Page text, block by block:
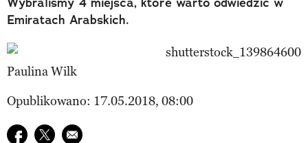
Emiratach Arabskich.
Paulina Wilk
Opublikowano: 17.05.2018, 08:00
Udostępnij na facebook
Udostępnij na twitter
E-mail do przyjaciela